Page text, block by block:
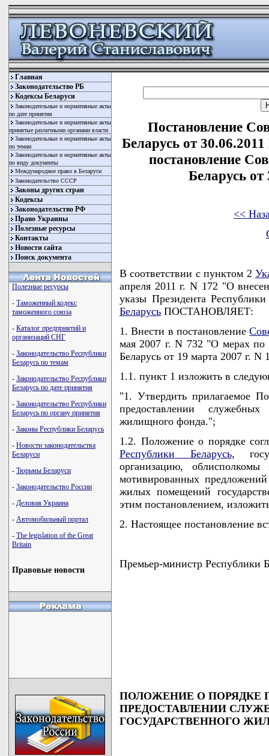
Главная
Законодательство РБ
Кодексы Беларуси
Законодательные и нормативные акты
по дате принятия
Законодательные и нормативные акты
принятые различными органами власти
Законодательные и нормативные акты
по темам
Законодательные и нормативные акты
по виду документы
Международное право в Беларуси
Законодательство СССР
Законы других стран
Кодексы
Законодательство РФ
Право Украины
Полезные ресурсы
Контакты
Новости сайта
Поиск документа
Полезные ресурсы
- Таможенный кодекс
таможенного союза
- Каталог предприятий и
организаций СНГ
- Законодательство Республики
Беларусь по темам
- Законодательство Республики
Беларусь по дате принятия
- Законодательство Республики
Беларусь по органу принятия
- Законы Республики Беларусь
- Новости законодательства
Беларуси
- Тюрьмы Беларуси
- Законодательство России
- Деловая Украина
- Автомобильный портал
- The legislation of the Great
Britain
Правовые новости
Постановление
Беларусь от
постановление
Беларусь
<<
В соответствии с пунктом 2
апреля 2011 г. N 172 "О
указы Президента
Беларусь ПОСТАНОВЛЯЕТ:
1. Внести в постановление
мая 2007 г. N 732 "О мерах по
Беларусь от 19 марта 2007 г.
1.1. пункт 1 изложить в
"1. Утвердить прилагаемое
предоставлении
жилищного фонда.";
1.2. Положение о порядке
Республики Беларусь,
организацию,
мотивированных
жилых помещений
этим постановлением,
2. Настоящее постановление
Премьер-министр Республики
ПОЛОЖЕНИЕ О ПОРЯДКЕ
ПРЕДОСТАВЛЕНИИ
ГОСУДАРСТВЕННОГО